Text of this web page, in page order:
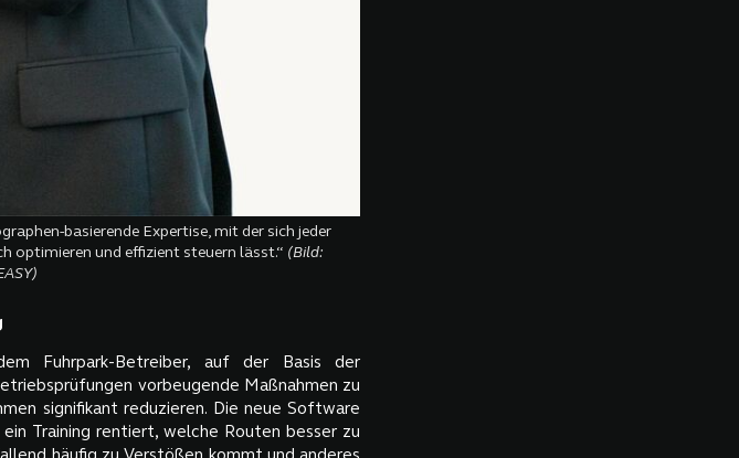
basierende Expertise, mit der sich jeder
optimieren und effizient steuern lässt.“ (Bild:
Fuhrpark-Betreiber, auf der Basis der
vorbeugende Maßnahmen zu
signifikant reduzieren. Die neue Software
Training rentiert, welche Routen besser zu